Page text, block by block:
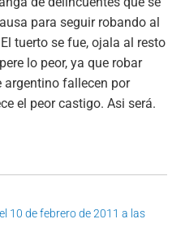
para seguir robando al
tuerto se fue, ojala al resto
lo peor, ya que robar
argentino fallecen por
el peor castigo. Asi será.
el 10 de febrero de 2011 a las